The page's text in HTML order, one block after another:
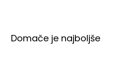
Domače je najboljše